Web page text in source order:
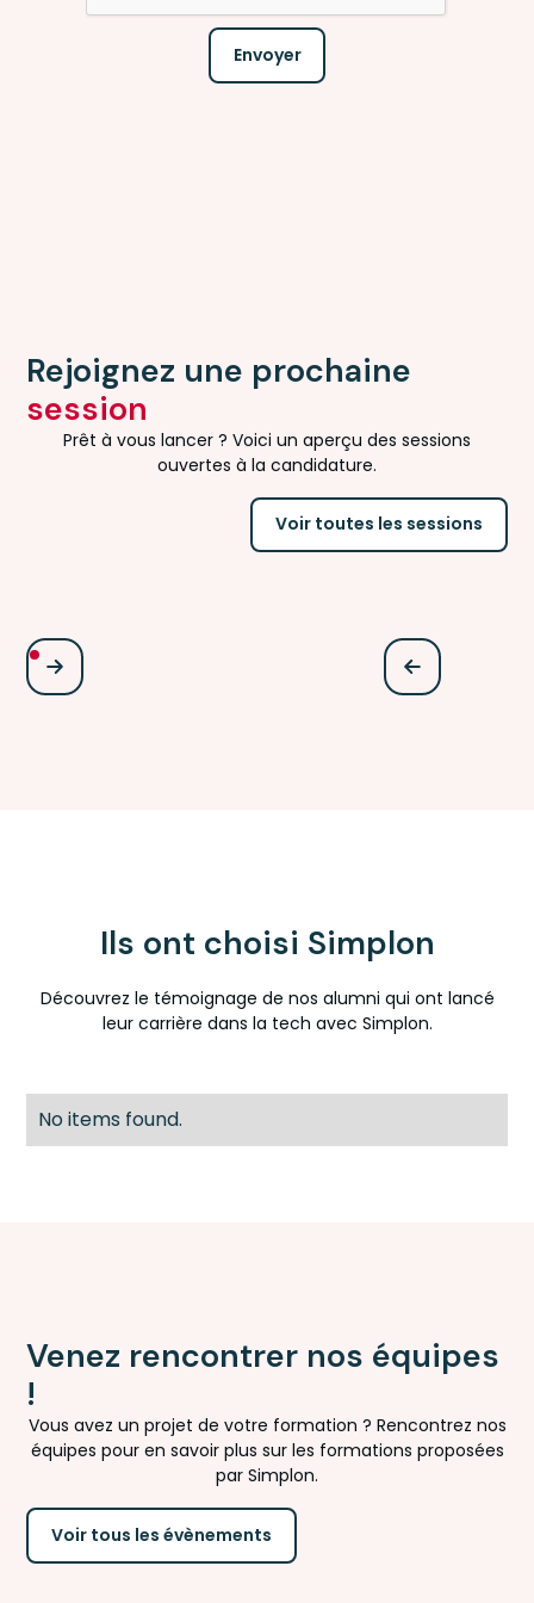
Rejoignez une prochaine
session
Prêt à vous lancer ? Voici un aperçu des sessions
ouvertes à la candidature.
Voir toutes les sessions
Ils ont choisi Simplon
Découvrez le témoignage de nos alumni qui ont lancé
leur carrière dans la tech avec Simplon.
No items found.
Venez rencontrer nos équipes
!
Vous avez un projet de votre formation ? Rencontrez nos
équipes pour en savoir plus sur les formations proposées
par Simplon.
Voir tous les évènements